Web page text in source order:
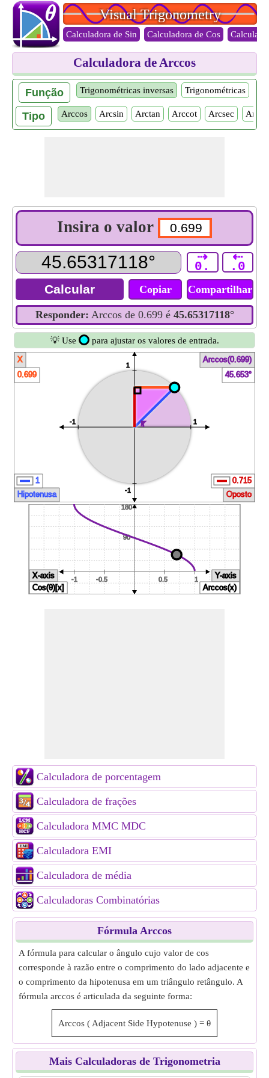
Visual Trigonometry
Calculadora de Sin Calculadora de Cos
Calculadora de Arccos
Função Trigonométricas inversas Trigonométricas
Tipo Arccos Arcsin Arctan Arccot Arcsec
Insira o valor
⇢
0.
⇠
.0
Copiar Compartilhar
Responder: Arccos de 0.699 é 45.65317118°
💡 Use para ajustar os valores de entrada.
Calculadora de porcentagem
Calculadora de frações
Calculadora MMC MDC
Calculadora EMI
Calculadora de média
Calculadoras Combinatórias
Fórmula Arccos
A fórmula para calcular o ângulo cujo valor de cos
corresponde à razão entre o comprimento do lado adjacente e
o comprimento da hipotenusa em um triângulo retângulo. A
fórmula arccos é articulada da seguinte forma:
Arccos ( Adjacent Side Hypotenuse ) = θ
Mais Calculadoras de Trigonometria